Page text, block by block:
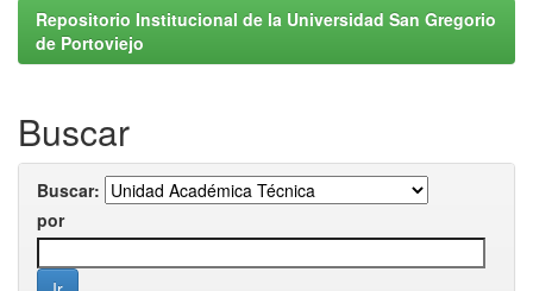
Repositorio Institucional de la Universidad San Gregorio
de Portoviejo
Buscar
Buscar:
por